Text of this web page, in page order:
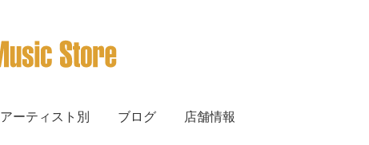
アーティスト別 ブログ 店舗情報